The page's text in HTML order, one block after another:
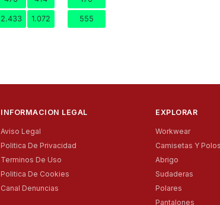
2.433 1.072 555
INFORMACION LEGAL
Aviso Legal
Politica De Privacidad
Terminos De Uso
Politica De Cookies
Canal Denuncias
EXPLORAR
Workwear
Camisetas Y Polos
Abrigo
Sudaderas
Polares
Pantalones